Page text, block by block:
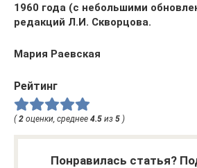
1960 года (с небольшими
редакций Л.И. Скворцова.
Мария Раевская
Рейтинг
(2 оценки, среднее 4.5 из 5 )
Понравилась статья?